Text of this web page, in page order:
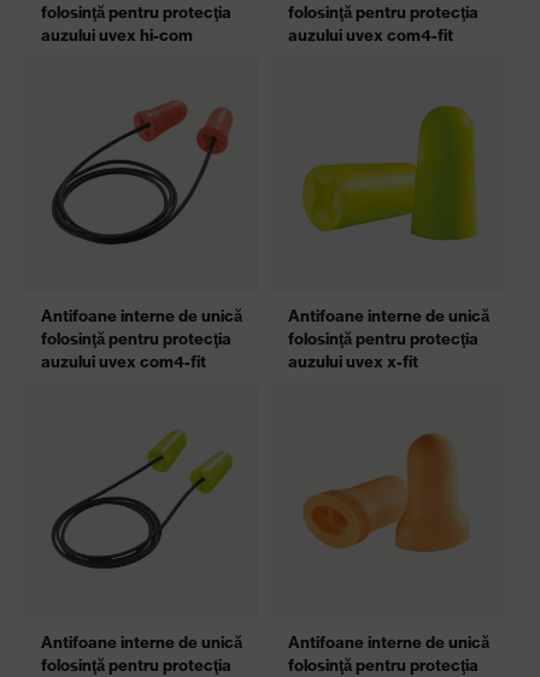
folosinţă pentru protecţia
auzului uvex hi-com
folosinţă pentru protecţia
auzului uvex com4-fit
Antifoane interne de unică
folosinţă pentru protecţia
auzului uvex com4-fit
Antifoane interne de unică
folosinţă pentru protecţia
auzului uvex x-fit
Antifoane interne de unică
folosinţă pentru protecţia
Antifoane interne de unică
folosinţă pentru protecţia